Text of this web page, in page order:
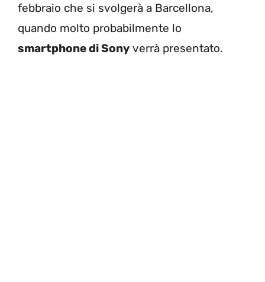
febbraio che si svolgerà a Barcellona,
quando molto probabilmente lo
smartphone di Sony verrà presentato.